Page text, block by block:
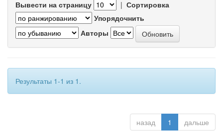
Вывести на страницу | Сортировка
Упорядочнить
Авторы
Результаты 1-1 из 1.
назад 1 дальше